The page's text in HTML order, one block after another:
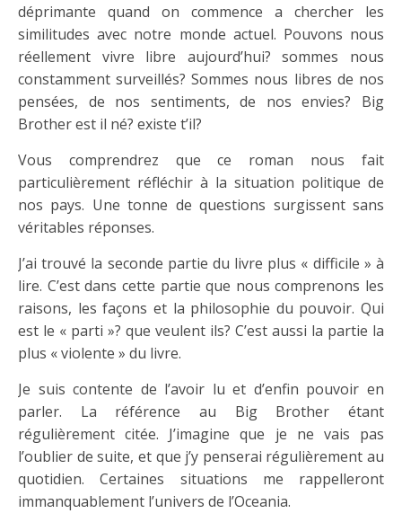
déprimante quand on commence a chercher les
similitudes avec notre monde actuel. Pouvons nous
réellement vivre libre aujourd’hui? sommes nous
constamment surveillés? Sommes nous libres de nos
pensées, de nos sentiments, de nos envies? Big
Brother est il né? existe t’il?
Vous comprendrez que ce roman nous fait
particulièrement réfléchir à la situation politique de
nos pays. Une tonne de questions surgissent sans
véritables réponses.
J’ai trouvé la seconde partie du livre plus « difficile » à
lire. C’est dans cette partie que nous comprenons les
raisons, les façons et la philosophie du pouvoir. Qui
est le « parti »? que veulent ils? C’est aussi la partie la
plus « violente » du livre.
Je suis contente de l’avoir lu et d’enfin pouvoir en
parler. La référence au Big Brother étant
régulièrement citée. J’imagine que je ne vais pas
l’oublier de suite, et que j’y penserai régulièrement au
quotidien. Certaines situations me rappelleront
immanquablement l’univers de l’Oceania.